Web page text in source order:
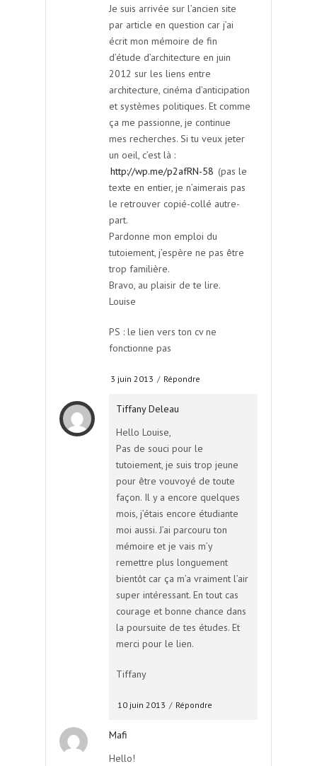
Je suis arrivée sur l’ancien site
par article en question car j’ai
écrit mon mémoire de fin
d’étude d’architecture en juin
2012 sur les liens entre
architecture, cinéma d’anticipation
et systèmes politiques. Et comme
ça me passionne, je continue
mes recherches. Si tu veux jeter
un oeil, c’est là :
http://wp.me/p2afRN-58 (pas le
texte en entier, je n’aimerais pas
le retrouver copié-collé autre-
part.
Pardonne mon emploi du
tutoiement, j’espère ne pas être
trop familière.
Bravo, au plaisir de te lire.
Louise
PS : le lien vers ton cv ne
fonctionne pas
3 juin 2013 / Répondre
Tiffany Deleau
Hello Louise,
Pas de souci pour le
tutoiement, je suis trop jeune
pour être vouvoyé de toute
façon. Il y a encore quelques
mois, j’étais encore étudiante
moi aussi. J’ai parcouru ton
mémoire et je vais m’y
remettre plus longuement
bientôt car ça m’a vraiment l’air
super intéressant. En tout cas
courage et bonne chance dans
la poursuite de tes études. Et
merci pour le lien.
Tiffany
10 juin 2013 / Répondre
Mafi
Hello!